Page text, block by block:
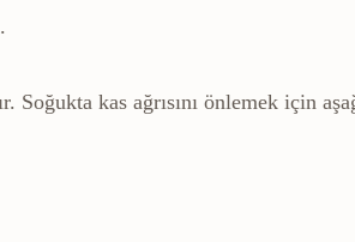
kas ağrısını önlemek için